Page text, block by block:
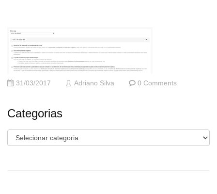
31/03/2017 Adriano Silva 0 Comments
Categorias
Categorias